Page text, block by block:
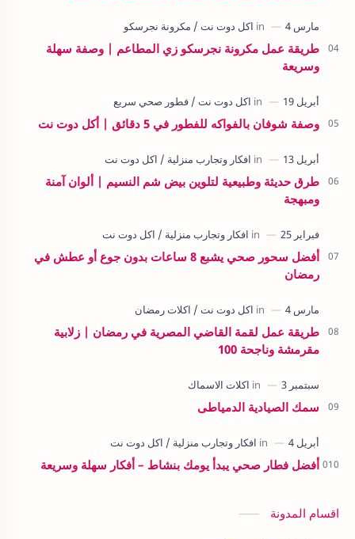
طريقة عمل مكرونة نجرسكو زي المطاعم | وصفة سهلة
وسريعة
وصفة شوفان بالفواكه للفطور في 5 دقائق | أكل دوت نت
طرق حديثة وطبيعية لتلوين بيض شم النسيم | ألوان آمنة
ومبهجة
أفضل سحور صحي يشبع 8 ساعات بدون جوع أو عطش في
رمضان
طريقة عمل لقمة القاضي المصرية في رمضان | زلابية
مقرمشة وناجحة 100
سمك الصيادية الدمياطى
أفضل فطار صحي يبدأ يومك بنشاط – أفكار سهلة وسريعة
اقسام المدونة